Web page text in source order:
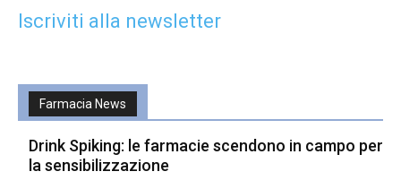
Iscriviti alla newsletter
Farmacia News
Drink Spiking: le farmacie scendono in campo per
la sensibilizzazione